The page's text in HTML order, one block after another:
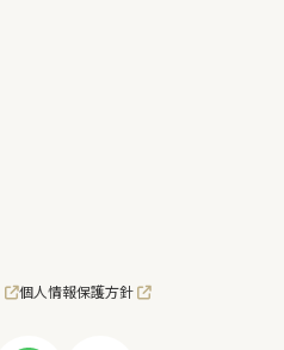
個人情報保護方針